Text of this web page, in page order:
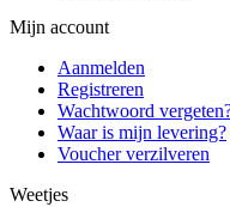
Mijn account
Aanmelden
Registreren
Wachtwoord
Waar is mijn levering?
Voucher verzilveren
Weetjes